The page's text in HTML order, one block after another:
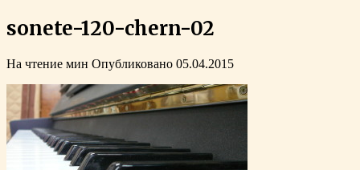
sonete-120-chern-02
На чтение мин Опубликовано 05.04.2015